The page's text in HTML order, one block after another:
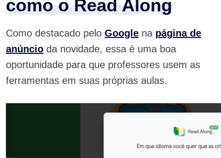
como o Read Along
Como destacado pelo Google na página de
anúncio da novidade, essa é uma boa
oportunidade para que professores usem as
ferramentas em suas próprias aulas.